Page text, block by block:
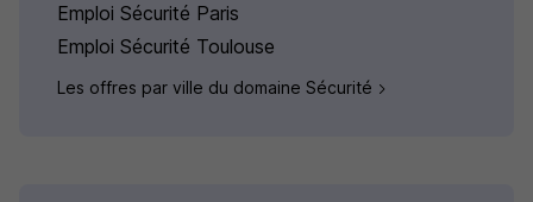
Emploi Sécurité Paris
Emploi Sécurité Toulouse
Les offres par ville du domaine Sécurité